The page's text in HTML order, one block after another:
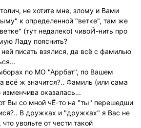
не хотите мне, злому и Вами
к определенной "ветке", там же
(тут недалеко) чивоЙ-нить про
Ладу пояснить?
писать взялися, да всё с фамилью
по МО "Аррбат", по Вашем
всё ж значится?.. Фамиль (или сама
оказалась...
Вы со мной чЁ-то на "ты" перешедши
В дружках и "дружках" я Вас не
увольте от чести такой